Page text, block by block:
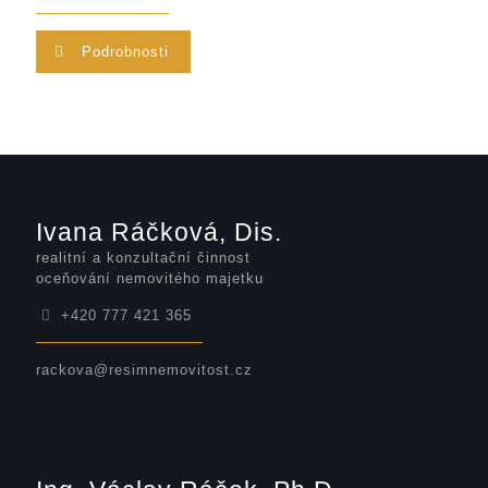
Podrobnosti
Ivana Ráčková, Dis.
realitní a konzultační činnost
oceňování nemovitého majetku
+420 777 421 365
rackova@resimnemovitost.cz